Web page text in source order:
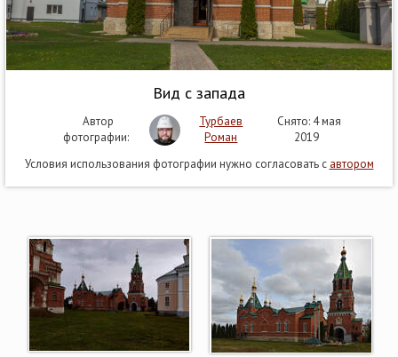
Вид с запада
Автор
фотографии:
Турбаев
Роман
Снято: 4 мая
2019
Условия использования фотографии нужно согласовать с автором